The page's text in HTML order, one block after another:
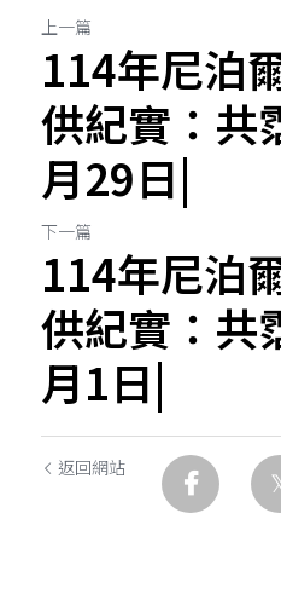
上一篇
114年尼泊
供紀實：共
月29日|
下一篇
114年尼泊
供紀實：共
月1日|
返回網站